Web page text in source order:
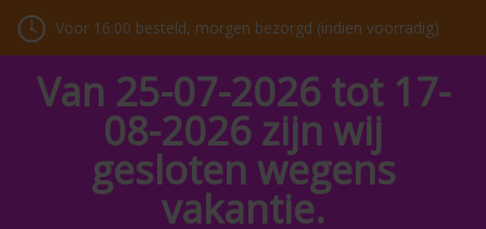
Voor 16:00 besteld, morgen bezorgd (indien voorradig)
Van 25-07-2026 tot 17-
08-2026 zijn wij
gesloten wegens
vakantie.